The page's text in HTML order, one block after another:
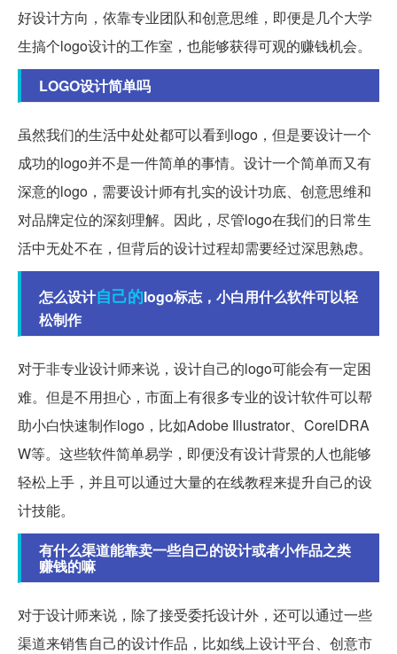
好设计方向，依靠专业团队和创意思维，即便是几个大学
生搞个logo设计的工作室，也能够获得可观的赚钱机会。
LOGO设计简单吗
虽然我们的生活中处处都可以看到logo，但是要设计一个
成功的logo并不是一件简单的事情。设计一个简单而又有
深意的logo，需要设计师有扎实的设计功底、创意思维和
对品牌定位的深刻理解。因此，尽管logo在我们的日常生
活中无处不在，但背后的设计过程却需要经过深思熟虑。
怎么设计自己的logo标志，小白用什么软件可以轻
松制作
对于非专业设计师来说，设计自己的logo可能会有一定困
难。但是不用担心，市面上有很多专业的设计软件可以帮
助小白快速制作logo，比如Adobe Illustrator、CorelDRA
W等。这些软件简单易学，即便没有设计背景的人也能够
轻松上手，并且可以通过大量的在线教程来提升自己的设
计技能。
有什么渠道能靠卖一些自己的设计或者小作品之类
赚钱的嘛
对于设计师来说，除了接受委托设计外，还可以通过一些
渠道来销售自己的设计作品，比如线上设计平台、创意市